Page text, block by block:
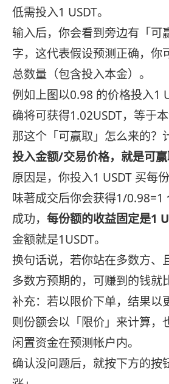
低需投入1 USDT。
输入后，你会看到旁边有「可
字，这代表假设预测正确，你
总数量（包含投入本金）。
例如上图以0.98 的价格投入1
确将可获得1.02USDT，等于本
那这个「可赢取」怎么来的？
投入金额/交易价格，就是可
原因是，你投入1 USDT 买每
味著成交后你会获得1/0.98=1
成功， 每份额的收益固定是1
金额就是1USDT。
换句话说，若你站在多数方、
多数方预期的，可赚到的钱就
补充：若以限价下单，结果以
则份额会以「限价」来计算，
闲置资金在预测帐户内。
确认没问题后，就按下方的按